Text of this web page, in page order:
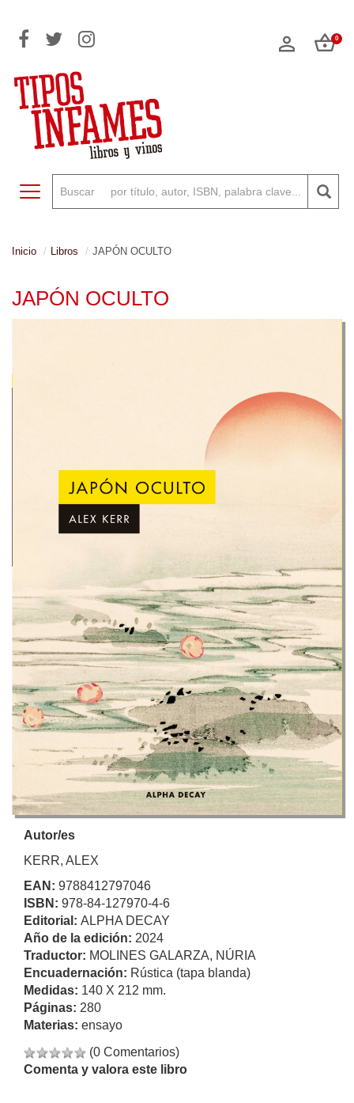
0
Toggle navigation
Inicio Libros JAPÓN OCULTO
JAPÓN OCULTO
Autor/es
KERR, ALEX
EAN: 9788412797046
ISBN: 978-84-127970-4-6
Editorial: ALPHA DECAY
Año de la edición: 2024
Traductor: MOLINES GALARZA, NÚRIA
Encuadernación: Rústica (tapa blanda)
Medidas: 140 X 212 mm.
Páginas: 280
Materias: ensayo
(0 Comentarios)
Comenta y valora este libro